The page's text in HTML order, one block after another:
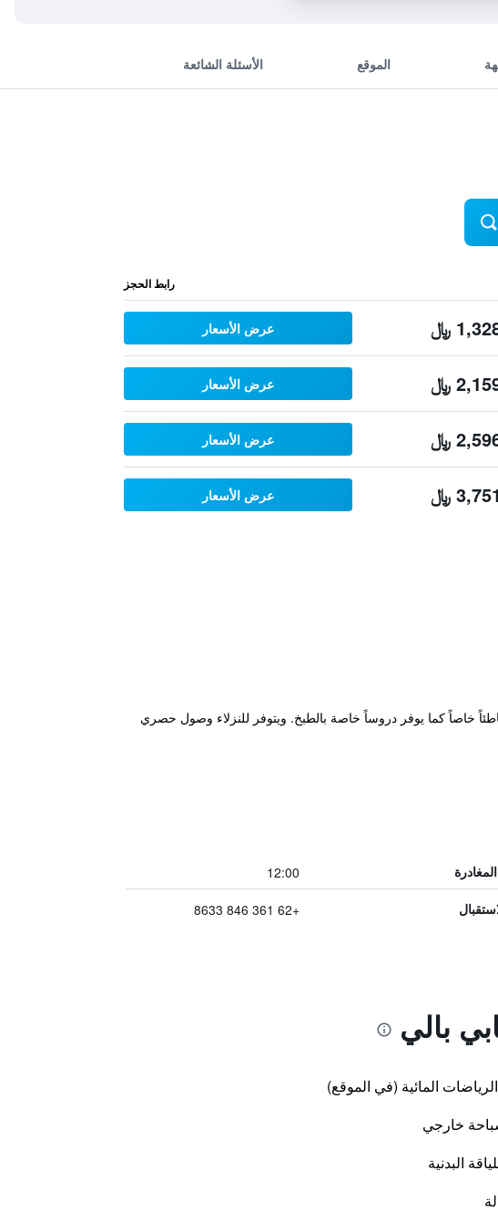
الموقع الأسئلة الشائعة
رابط الحجز
﷼ عرض الأسعار
﷼ عرض الأسعار
﷼ عرض الأسعار
3,751 ﷼ عرض الأسعار
مدينة نوسا دوا ويعتبر ملاذاً رومانسياً ذو 5 نجوم فهو يتضمن شاطئاً خاصاً كما يوفر دروساً خاصة بالطبخ. ويتوفر للنزلاء وصول حصري
12:00
+62 361 846 8633
بالي
المائية (في الموقع)
خارجي
البدنية